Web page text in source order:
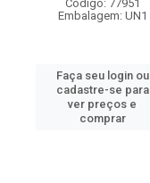
Código: 77951
Embalagem: UN1
Faça seu login ou
cadastre-se para
ver preços e
comprar